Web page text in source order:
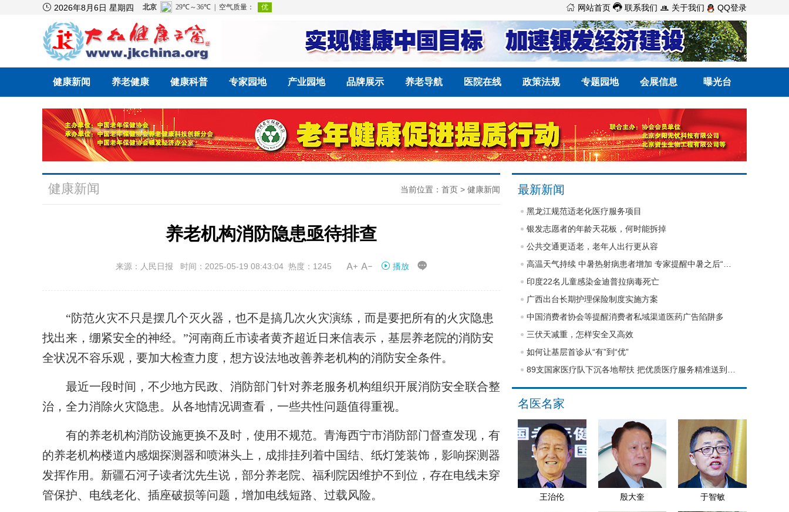
 2026年8月6日 星期四  网站首页  联系我们  关于我们 QQ登录
健康新闻 养老健康 健康科普 专家园地 产业园地 品牌展示 养老导航 医院在线 政策法规 专题园地 会展信息 曝光台
健康新闻 当前位置： 首页 > 健康新闻
养老机构消防隐患亟待排查
来源：人民日报 时间：2025-05-19 08:43:04 热度：1245  播放 
“防范火灾不只是摆几个灭火器，也不是搞几次火灾演练，而是要把所有的火灾隐患
找出来，绷紧安全的神经。”河南商丘市读者黄齐超近日来信表示，基层养老院的消防安
全状况不容乐观，要加大检查力度，想方设法地改善养老机构的消防安全条件。
最近一段时间，不少地方民政、消防部门针对养老服务机构组织开展消防安全联合整
治，全力消除火灾隐患。从各地情况调查看，一些共性问题值得重视。
有的养老机构消防设施更换不及时，使用不规范。青海西宁市消防部门督查发现，有
的养老机构楼道内感烟探测器和喷淋头上，成排挂列着中国结、纸灯笼装饰，影响探测器
发挥作用。新疆石河子读者沈先生说，部分养老院、福利院因维护不到位，存在电线未穿
管保护、电线老化、插座破损等问题，增加电线短路、过载风险。
最新新闻
黑龙江规范适老化医疗服务项目
银发志愿者的年龄天花板，何时能拆掉
公共交通更适老，老年人出行更从容
印度22名儿童感染金迪普拉病毒死亡
广西出台长期护理保险制度实施方案
中国消费者协会等提醒消费者私域渠道医药广告陷阱多
三伏天减重，怎样安全又高效
如何让基层首诊从“有”到“优”
名医名家
王治伦 殷大奎 于智敏